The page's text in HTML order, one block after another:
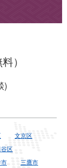
）
)
文京区
区
三鷹市